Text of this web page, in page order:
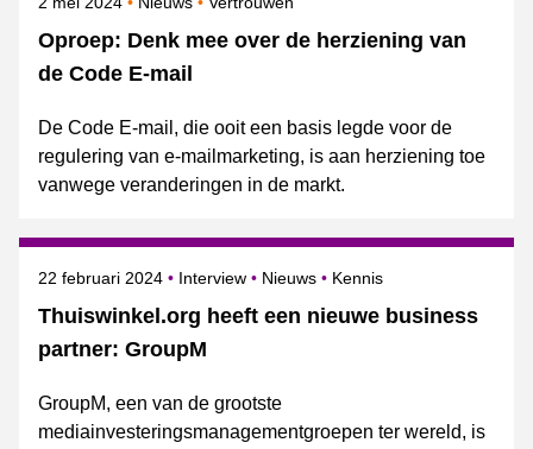
Oproep: Denk mee over de herziening van
de Code E-mail
De Code E-mail, die ooit een basis legde voor de
regulering van e-mailmarketing, is aan herziening toe
vanwege veranderingen in de markt.
Thuiswinkel.org heeft een nieuwe business
partner: GroupM
Gepubliceerd op
22 februari 2024 Categorie
Interview Nieuws Onderwerpen
Kennis
GroupM, een van de grootste
mediainvesteringsmanagementgroepen ter wereld, is